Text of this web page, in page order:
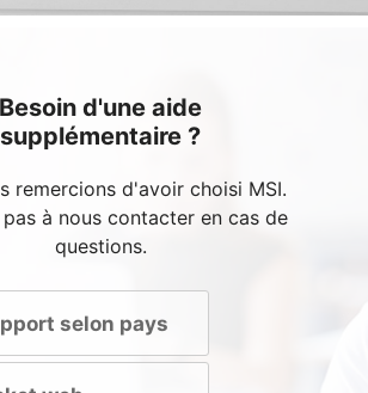
Besoin d'une aide
supplémentaire ?
remercions d'avoir choisi MSI.
à nous contacter en cas de
questions.
selon pays